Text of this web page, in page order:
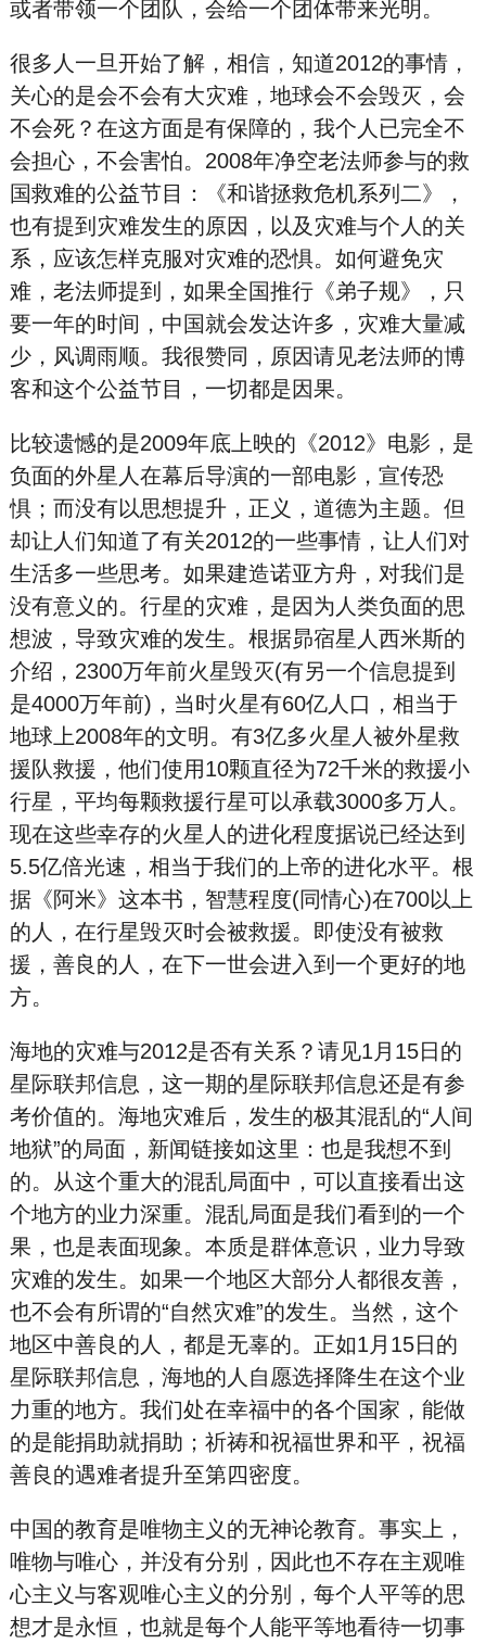
或者带领一个团队，会给一个团体带来光明。
很多人一旦开始了解，相信，知道2012的事情，
关心的是会不会有大灾难，地球会不会毁灭，会
不会死？在这方面是有保障的，我个人已完全不
会担心，不会害怕。2008年净空老法师参与的救
国救难的公益节目：《和谐拯救危机系列二》，
也有提到灾难发生的原因，以及灾难与个人的关
系，应该怎样克服对灾难的恐惧。如何避免灾
难，老法师提到，如果全国推行《弟子规》，只
要一年的时间，中国就会发达许多，灾难大量减
少，风调雨顺。我很赞同，原因请见老法师的博
客和这个公益节目，一切都是因果。
比较遗憾的是2009年底上映的《2012》电影，是
负面的外星人在幕后导演的一部电影，宣传恐
惧；而没有以思想提升，正义，道德为主题。但
却让人们知道了有关2012的一些事情，让人们对
生活多一些思考。如果建造诺亚方舟，对我们是
没有意义的。行星的灾难，是因为人类负面的思
想波，导致灾难的发生。根据昴宿星 人西米斯的
介绍，2300万年前火星毁灭(有另一个信息提到
是4000万年前)，当时火星有60亿人口，相当于
地球上2008年的文明。有3亿多火星人被外星救
援队救援，他们使用10颗直径为72千米的救援小
行星，平均每颗救援行星可以承载3000多万人。
现在这些幸存的火星人的进化程度据说已经达到
5.5亿倍光速，相当于我们的上帝的进化水平。根
据《阿米》这本书，智慧程度(同情心)在700以上
的人，在行星毁灭时会被救援。即使没有被救
援，善良的人，在下一世会进入到一个更好的地
方。
海地的灾难与2012是否有关系？请见1月15日的
星际联邦信息，这一期的星际联邦信息还是有参
考价值的。海地灾难后，发生的极其混乱的“人间
地狱”的局面，新闻链接如这里：也是我想不到
的。从这个重大的混乱局面中，可以直接看出这
个地方的业力深重。混乱局面是我们看到的一个
果，也是表面现象。本质是群体意识，业力导致
灾难的发生。如果一个地区大部分人都很友善，
也不会有所谓的“自然灾难”的发生。当然，这个
地区中善良的人，都是无辜的。正如1月15日的
星际联邦信息，海地的人自愿选择降生在这个业
力重的地方。我们处在幸福中的各个国家，能做
的是能捐助就捐助；祈祷和祝福世界和平，祝福
善良的遇难者提升至第四密度。
中国的教育是唯物主义的无神论教育。事实上，
唯物与唯心，并没有分别，因此也不存在主观唯
心主义与客观唯心主义的分别，每个人平等的思
想才是永恒，也就是每个人能平等地看待一切事